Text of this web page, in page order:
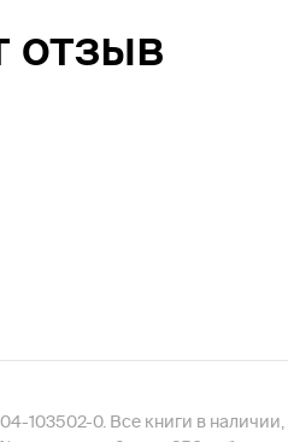
отзыв
103502-0. Все книги в